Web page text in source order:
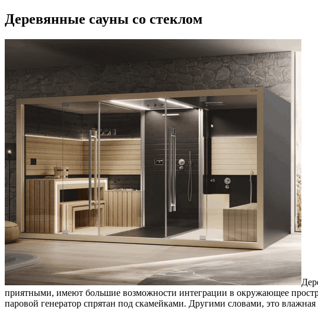
Деревянные сауны со стеклом
приятными, имеют большие возможности интеграции в окружающее
паровой генератор спрятан под скамейками. Другими словами, это влажная